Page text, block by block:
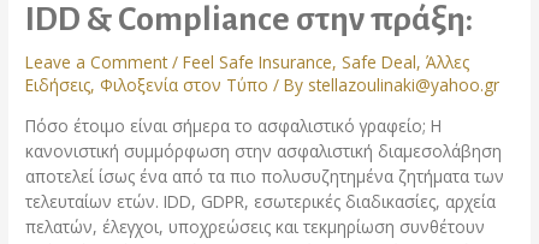
IDD & Compliance στην πράξη:
Leave a Comment /Feel Safe Insurance,Safe Deal,Άλλες
Ειδήσεις,Φιλοξενία στον Τύπο / By stellazoulinaki@yahoo.gr
Πόσο έτοιμο είναι σήμερα το ασφαλιστικό γραφείο; Η
κανονιστική συμμόρφωση στην ασφαλιστική διαμεσολάβηση
αποτελεί ίσως ένα από τα πιο πολυσυζητημένα ζητήματα των
τελευταίων ετών. IDD, GDPR, εσωτερικές διαδικασίες, αρχεία
πελατών, έλεγχοι, υποχρεώσεις και τεκμηρίωση συνθέτουν